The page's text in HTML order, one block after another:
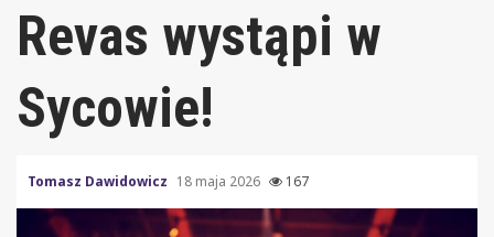
Revas wystąpi w
Sycowie!
Tomasz Dawidowicz 18 maja 2026 167